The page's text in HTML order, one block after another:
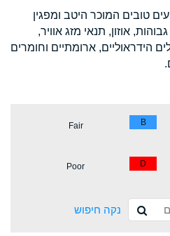
טובים המוכר היטב ומפגין
אוזון, תנאי מזג אוויר,
הידראוליים, ארומתיים וחומרים
B
Fair
D
Poor
נקה חיפוש